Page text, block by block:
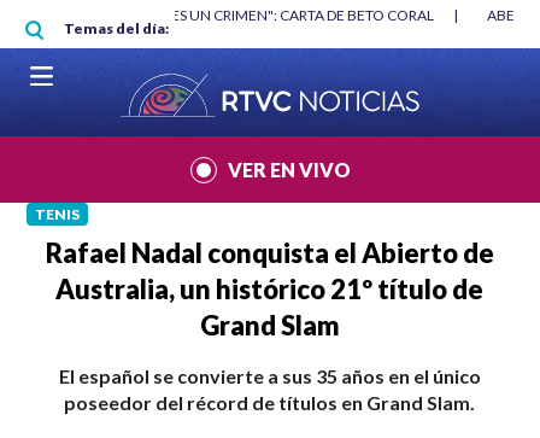
Pasar al contenido principal
Temas del día:
"HABLAR NO ES UN CRIMEN": CARTA DE BETO CORAL |
VER EN VIVO
TENIS
Rafael Nadal conquista el Abierto de
Australia, un histórico 21º título de
Grand Slam
El español se convierte a sus 35 años en el único
poseedor del récord de títulos en Grand Slam.